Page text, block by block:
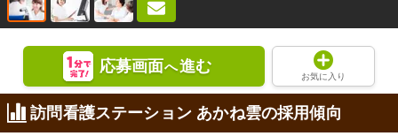
応募画面へ進む
お気に入り
訪問看護ステーション あかね雲の採用傾向